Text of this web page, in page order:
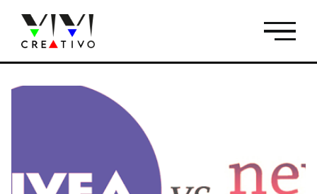
contenuto